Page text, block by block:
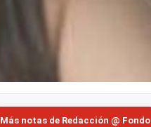
Más notas de Redacción @ Fondo